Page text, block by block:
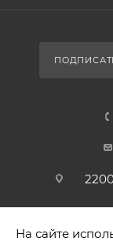
На сайте